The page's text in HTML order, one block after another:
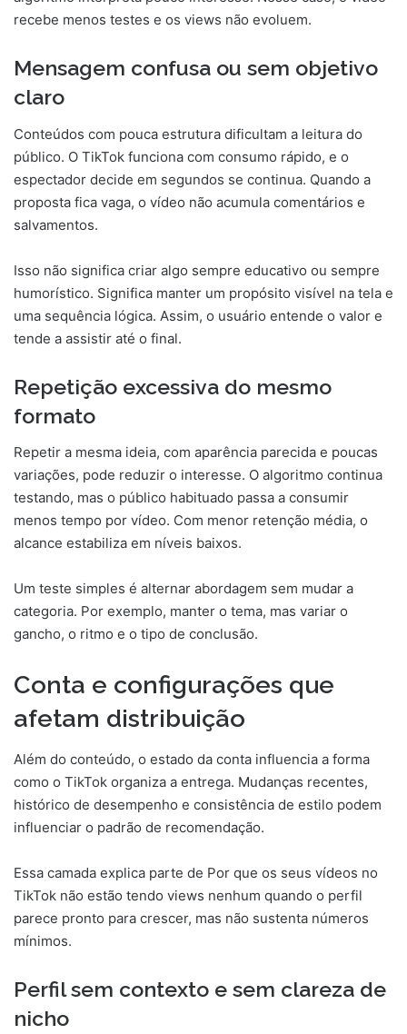
recebe menos testes e os views não evoluem.
Mensagem confusa ou sem objetivo
claro
Conteúdos com pouca estrutura dificultam a leitura do
público. O TikTok funciona com consumo rápido, e o
espectador decide em segundos se continua. Quando a
proposta fica vaga, o vídeo não acumula comentários e
salvamentos.
Isso não significa criar algo sempre educativo ou sempre
humorístico. Significa manter um propósito visível na tela e
uma sequência lógica. Assim, o usuário entende o valor e
tende a assistir até o final.
Repetição excessiva do mesmo
formato
Repetir a mesma ideia, com aparência parecida e poucas
variações, pode reduzir o interesse. O algoritmo continua
testando, mas o público habituado passa a consumir
menos tempo por vídeo. Com menor retenção média, o
alcance estabiliza em níveis baixos.
Um teste simples é alternar abordagem sem mudar a
categoria. Por exemplo, manter o tema, mas variar o
gancho, o ritmo e o tipo de conclusão.
Conta e configurações que
afetam distribuição
Além do conteúdo, o estado da conta influencia a forma
como o TikTok organiza a entrega. Mudanças recentes,
histórico de desempenho e consistência de estilo podem
influenciar o padrão de recomendação.
Essa camada explica parte de Por que os seus vídeos no
TikTok não estão tendo views nenhum quando o perfil
parece pronto para crescer, mas não sustenta números
mínimos.
Perfil sem contexto e sem clareza de
nicho